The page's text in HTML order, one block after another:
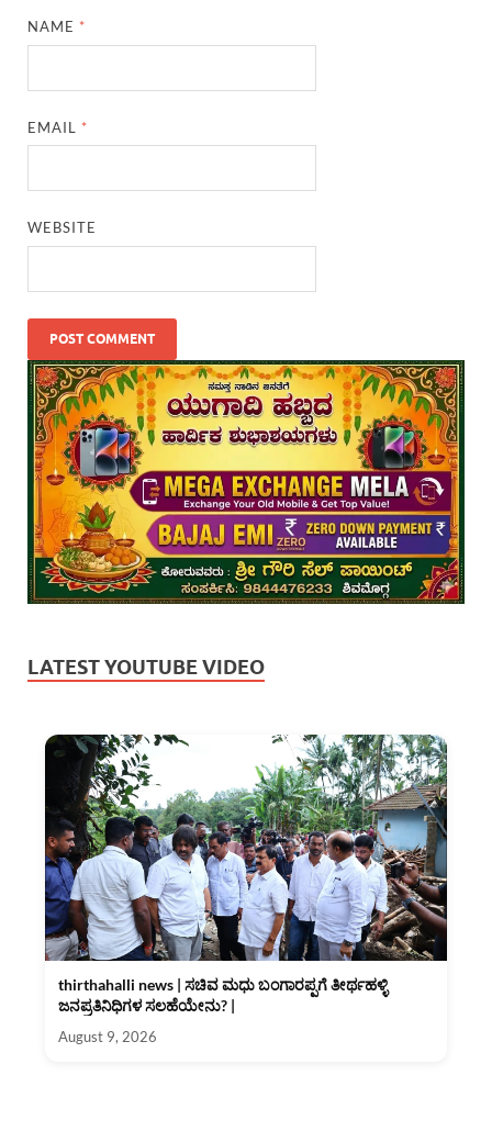
NAME *
EMAIL *
WEBSITE
LATEST YOUTUBE VIDEO
thirthahalli news | ಸಚಿವ ಮಧು ಬಂಗಾರಪ್ಪಗೆ ತೀರ್ಥಹಳ್ಳಿ
ಜನಪ್ರತಿನಿಧಿಗಳ ಸಲಹೆಯೇನು? |
August 9, 2026